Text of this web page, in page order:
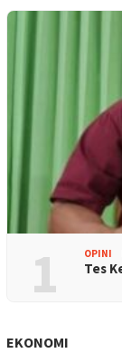
1 OPINI
Tes
EKONOMI